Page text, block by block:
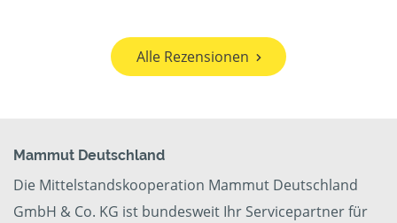
Alle Rezensionen
Mammut Deutschland
Die Mittelstandskooperation Mammut Deutschland
GmbH & Co. KG ist bundesweit Ihr Servicepartner für